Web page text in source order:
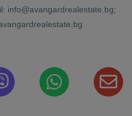
info@avangardrealestate.bg;